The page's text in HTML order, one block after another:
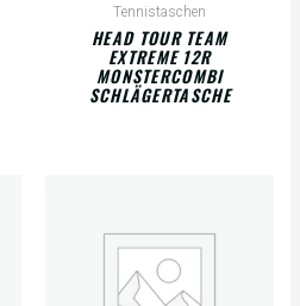
Tennistaschen
HEAD TOUR TEAM
EXTREME 12R
MONSTERCOMBI
SCHLÄGERTASCHE